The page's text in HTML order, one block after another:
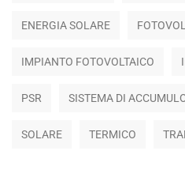
ENERGIA SOLARE
IMPIANTO FOTOVOLTAICO
PSR SISTEMA DI
SOLARE TERMICO